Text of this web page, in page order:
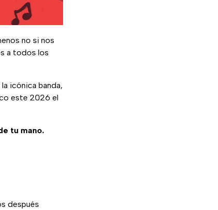
no si nos
a todos los
icónica banda,
este 2026 el
tu mano.
después